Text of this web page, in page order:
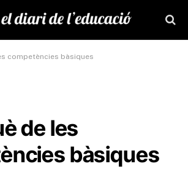
competències bàsiques
de les
bàsiques